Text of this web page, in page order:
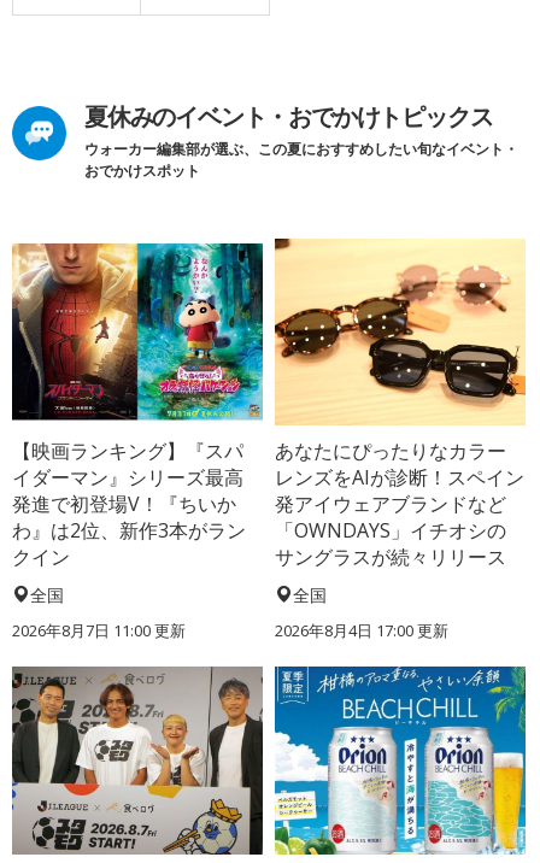
夏休みのイベント・おでかけトピックス
ウォーカー編集部が選ぶ、この夏におすすめしたい旬なイベント・
おでかけスポット
【映画ランキング】『スパ
イダーマン』シリーズ最高
発進で初登場V！『ちいか
わ』は2位、新作3本がラン
クイン
全国
2026年8月7日 11:00更新
あなたにぴったりなカラー
レンズをAIが診断！スペイン
発アイウェアブランドなど
「OWNDAYS」イチオシの
サングラスが続々リリース
全国
2026年8月4日 17:00更新